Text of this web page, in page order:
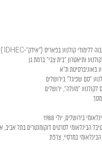
בירושלים, יולי 1988
לסרטים דוקומנטרים בתל אביב,
במרסיי, צרפת